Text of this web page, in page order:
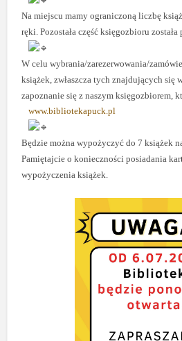
Na miejscu mamy ograniczoną liczbę
ręki. Pozostała część księgozbioru
W celu wybrania/zarezerwowania/
książek, zwłaszcza tych znajdujących się
zapoznanie się z naszym księgozbiorem,
www.bibliotekapuck.pl
Będzie można wypożyczyć do 7 książek
Pamiętajcie o konieczności posiadania
wypożyczenia książek.